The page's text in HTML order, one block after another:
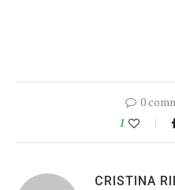
0
1
CRISTINA